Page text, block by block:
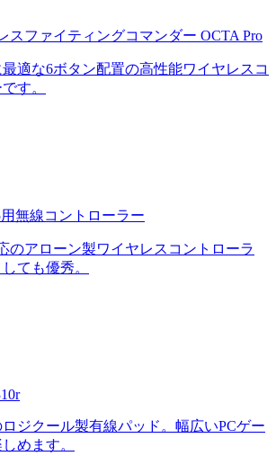
スファイティングコマンダー OCTA Pro
適な6ボタン配置の高性能ワイヤレスコ
す。
無線コントローラー
のアローン製ワイヤレスコントローラ
ても優秀。
ジクール製有線パッド。幅広いPCゲー
めます。